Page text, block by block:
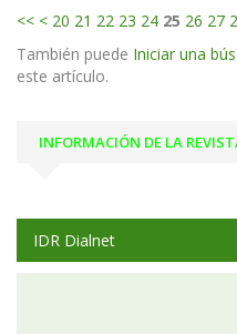
<< < 20 21 22 23 24 25 26 27
También puede Iniciar una
este artículo.
INFORMACIÓN DE LA
IDR Dialnet